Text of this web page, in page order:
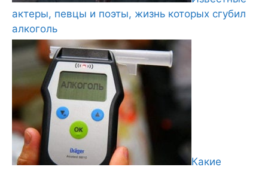
актеры, певцы и поэты, жизнь которых сгубил
алкоголь
Какие